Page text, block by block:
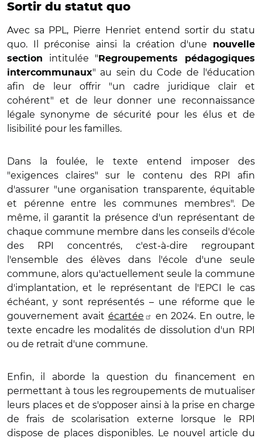
Sortir du statut quo
Avec sa PPL, Pierre Henriet entend sortir du statu
quo. Il préconise ainsi la création d'une
nouvelle
section
intitulée " Regroupements pédagogiques
intercommunaux" au sein du Code de l'éducation
afin de leur offrir "un cadre juridique clair et
cohérent" et de leur donner une reconnaissance
légale synonyme de sécurité pour les élus et de
lisibilité pour les familles.
Dans la foulée, le texte entend imposer des
"exigences claires" sur le contenu des RPI afin
d'assurer "une organisation transparente, équitable
et pérenne entre les communes membres". De
même, il garantit la présence d'un représentant de
chaque commune membre dans les conseils d'école
des RPI concentrés, c'est-à-dire regroupant
l'ensemble des élèves dans l'école d'une seule
commune, alors qu'actuellement seule la commune
d'implantation, et le représentant de l'EPCI le cas
échéant, y sont représentés – une réforme que le
gouvernement avait écartée
en 2024. En outre, le
texte encadre les modalités de dissolution d'un RPI
ou de retrait d'une commune.
Enfin, il aborde la question du financement en
permettant à tous les regroupements de mutualiser
leurs places et de s'opposer ainsi à la prise en charge
de frais de scolarisation externe lorsque le RPI
dispose de places disponibles. Le nouvel article du